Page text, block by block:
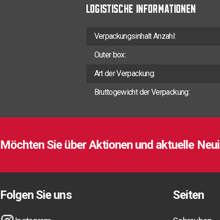
LOGISTISCHE INFORMATIONEN
Verpackungsinhalt Anzahl:
Outer box:
Art der Verpackung:
Bruttogewicht der Verpackung:
Möchten Sie über Aktionen und aktuelle
Folgen Sie uns Seiten